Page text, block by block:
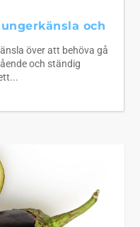
och
över att behöva gå
och ständig